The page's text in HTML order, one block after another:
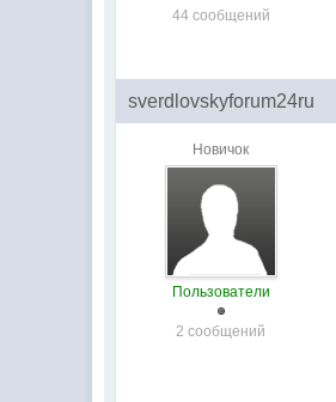
44 сообщений
sverdlovskyforum24ru
Новичок
Пользователи
2 сообщений